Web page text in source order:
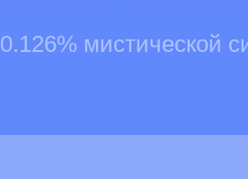
0.126% мистической